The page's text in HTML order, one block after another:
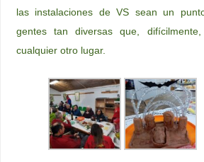
las instalaciones de VS sean un
gentes tan diversas que,
cualquier otro lugar.